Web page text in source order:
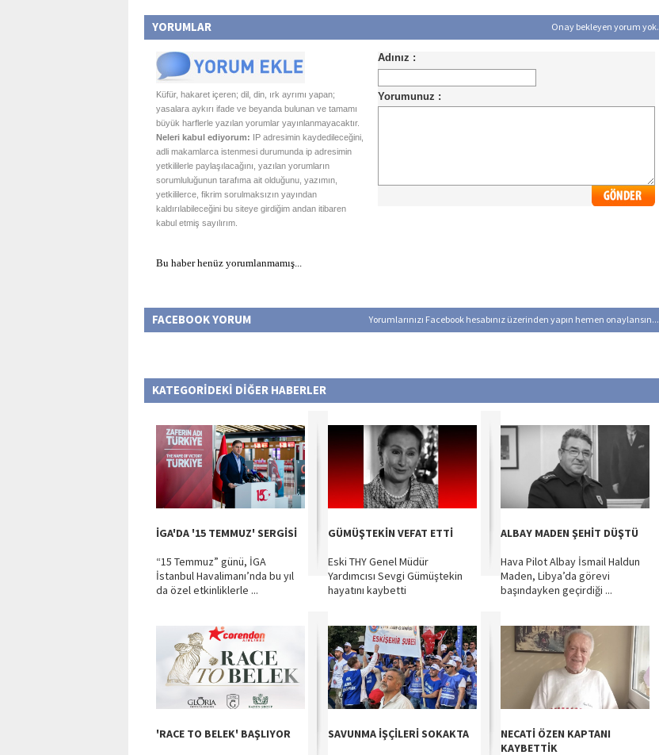
YORUMLAR Onay bekleyen yorum yok.
Küfür, hakaret içeren; dil, din, ırk ayrımı yapan;
yasalara aykırı ifade ve beyanda bulunan ve tamamı
büyük harflerle yazılan yorumlar yayınlanmayacaktır.
Neleri kabul ediyorum: IP adresimin kaydedileceğini,
adli makamlarca istenmesi durumunda ip adresimin
yetkililerle paylaşılacağını, yazılan yorumların
sorumluluğunun tarafıma ait olduğunu, yazımın,
yetkililerce, fikrim sorulmaksızın yayından
kaldırılabileceğini bu siteye girdiğim andan itibaren
kabul etmiş sayılırım.
Bu haber henüz yorumlanmamış...
FACEBOOK YORUM Yorumlarınızı Facebook hesabınız üzerinden yapın hemen onaylansın...
KATEGORİDEKİ DİĞER HABERLER
İGA'DA '15 TEMMUZ' SERGİSİ
“15 Temmuz” günü, İGA
İstanbul Havalimanı’nda bu yıl
da özel etkinliklerle ...
GÜMÜŞTEKİN VEFAT ETTİ
Eski THY Genel Müdür
Yardımcısı Sevgi Gümüştekin
hayatını kaybetti
ALBAY MADEN ŞEHİT DÜŞTÜ
Hava Pilot Albay İsmail Haldun
Maden, Libya’da görevi
başındayken geçirdiği ...
'RACE TO BELEK' BAŞLIYOR
SAVUNMA İŞÇİLERİ SOKAKTA
NECATİ ÖZEN KAPTANI
KAYBETTİK